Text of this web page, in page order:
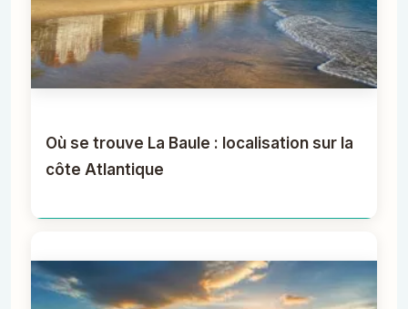
Où se trouve La Baule : localisation sur la
côte Atlantique